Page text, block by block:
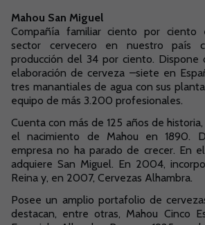
Mahou San Miguel
Compañía familiar ciento por ciento
sector cervecero en nuestro país
producción del 34 por ciento. Dispone
elaboración de cerveza –siete en
tres manantiales de agua con sus
equipo de más 3.200 profesionales.
Cuenta con más de 125 años de
el nacimiento de Mahou en 1890.
empresa no ha parado de crecer. En
adquiere San Miguel. En 2004,
Reina y, en 2007, Cervezas Alhambra.
Posee un amplio portafolio de
destacan, entre otras, Mahou Cinco